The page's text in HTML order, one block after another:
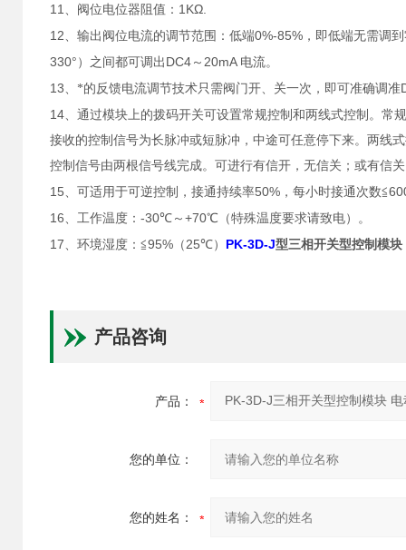
11 、阀位电位器阻值： 1KΩ.
12、输出阀位电流的调节范围：低端0%-85% ，即低端无需调
330° ）之间都可调出 DC4 ～ 20mA 电流。
13、*的反馈电流调节技术只需阀门开、关一次，即可准确调准
14、通过模块上的拨码开关可设置常规控制和两线式控制。常
接收的控制信号为长脉冲或短脉冲，中途可任意停下来。两线
控制信号由两根信号线完成。可进行有信开，无信关；或有信
15、可适用于可逆控制，接通持续率50% ，每小时接通次数≦
16、工作温度： -30℃ ～ +70℃ （特殊温度要求请致电）。
17、环境湿度： ≦95% （ 25℃） PK-3D-J型三相开关型控制模块
产品咨询
产品：
您的单位：
您的姓名：